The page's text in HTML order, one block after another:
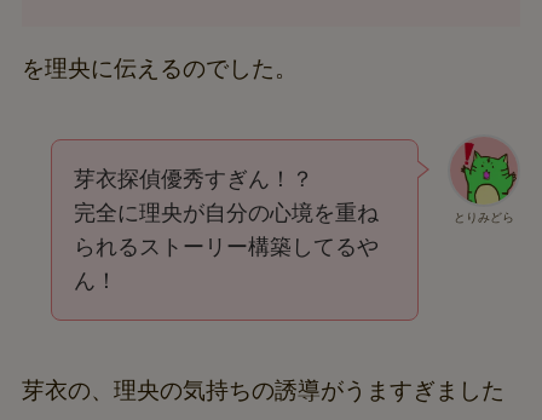
を理央に伝えるのでした。
とりみどら
芽衣探偵優秀すぎん！？
完全に理央が自分の心境を重ね
られるストーリー構築してるや
ん！
芽衣の、理央の気持ちの誘導がうますぎました